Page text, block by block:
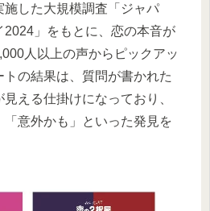
施した大規模調査「ジャパ
2024」をもとに、恋の本音が
人以上の声からピックアッ
の結果は、質問が書かれた
える仕掛けになっており、
「意外かも」といった発見を